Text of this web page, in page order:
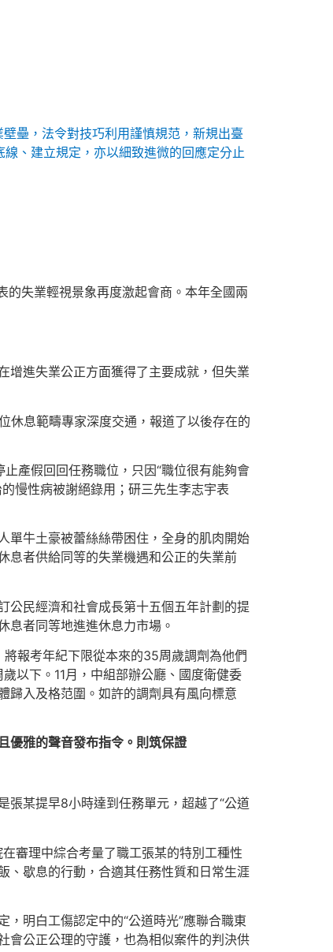
壁壘，法令對技巧利用謹慎規范，新規出臺
、建立規定，亦以細致進微的回應定分止
的失業輕視景象再度激起會商。本年全國兩
增進失業公正方面獲得了主要成就，但失業
休息範疇專家深度交通，報道了以後存在的
產假回回任務職位，只因“職位很有能夠會
慢性病被謝絕錄用；研三先生李志宇表
單牛土豪被蕾絲絲帶困住，全身的肌肉開始
息者供給同等的失業機遇和公正的失業前
公民經濟和社會成長第十五個五年計劃的提
息者同等地進進休息力市場。
報考年紀下限從本來的35周歲調劑為他們
以下。11月，中組部辦公廳、國度衛健委
歸入及格范圍。如許的調劑具有風向標意
優雅的聲音發布指令。則筑保證
張某提早8小時達到任務單元，超越了“公道
審理中綜合考量了職工張某的特別工種性
、歇息的行動，合適其任務性質和日常生涯
明白工傷認定中的“公道時光”應聯合職東
會公正公理的守護，也為相似案件的判決供